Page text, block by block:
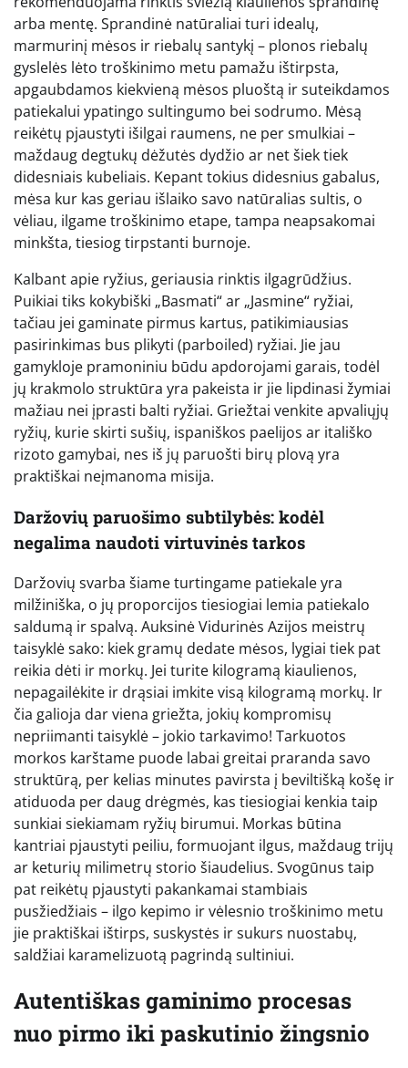
arba mentę. Sprandinė natūraliai turi idealų,
marmurinį mėsos ir riebalų santykį – plonos riebalų
gyslelės lėto troškinimo metu pamažu ištirpsta,
apgaubdamos kiekvieną mėsos pluoštą ir suteikdamos
patiekalui ypatingo sultingumo bei sodrumo. Mėsą
reikėtų pjaustyti išilgai raumens, ne per smulkiai –
maždaug degtukų dėžutės dydžio ar net šiek tiek
didesniais kubeliais. Kepant tokius didesnius gabalus,
mėsa kur kas geriau išlaiko savo natūralias sultis, o
vėliau, ilgame troškinimo etape, tampa neapsakomai
minkšta, tiesiog tirpstanti burnoje.
Kalbant apie ryžius, geriausia rinktis ilgagrūdžius.
Puikiai tiks kokybiški „Basmati“ ar „Jasmine“ ryžiai,
tačiau jei gaminate pirmus kartus, patikimiausias
pasirinkimas bus plikyti (parboiled) ryžiai. Jie jau
gamykloje pramoniniu būdu apdorojami garais, todėl
jų krakmolo struktūra yra pakeista ir jie lipdinasi žymiai
mažiau nei įprasti balti ryžiai. Griežtai venkite apvaliųjų
ryžių, kurie skirti sušių, ispaniškos paelijos ar itališko
rizoto gamybai, nes iš jų paruošti birų plovą yra
praktiškai neįmanoma misija.
Daržovių paruošimo subtilybės: kodėl
negalima naudoti virtuvinės tarkos
Daržovių svarba šiame turtingame patiekale yra
milžiniška, o jų proporcijos tiesiogiai lemia patiekalo
saldumą ir spalvą. Auksinė Vidurinės Azijos meistrų
taisyklė sako: kiek gramų dedate mėsos, lygiai tiek pat
reikia dėti ir morkų. Jei turite kilogramą kiaulienos,
nepagailėkite ir drąsiai imkite visą kilogramą morkų. Ir
čia galioja dar viena griežta, jokių kompromisų
nepriimanti taisyklė – jokio tarkavimo! Tarkuotos
morkos karštame puode labai greitai praranda savo
struktūrą, per kelias minutes pavirsta į beviltišką košę ir
atiduoda per daug drėgmės, kas tiesiogiai kenkia taip
sunkiai siekiamam ryžių birumui. Morkas būtina
kantriai pjaustyti peiliu, formuojant ilgus, maždaug trijų
ar keturių milimetrų storio šiaudelius. Svogūnus taip
pat reikėtų pjaustyti pakankamai stambiais
pusžiedžiais – ilgo kepimo ir vėlesnio troškinimo metu
jie praktiškai ištirps, suskystės ir sukurs nuostabų,
saldžiai karamelizuotą pagrindą sultiniui.
Autentiškas gaminimo procesas
nuo pirmo iki paskutinio žingsnio